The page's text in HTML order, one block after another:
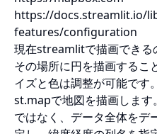
https://docs.streamlit.io/
features/configuration
現在streamlitで描画できる
その場所に円を描画するこ
イズと色は調整が可能です。
st.mapで地図を描画しま
ではなく、データ全体をデ